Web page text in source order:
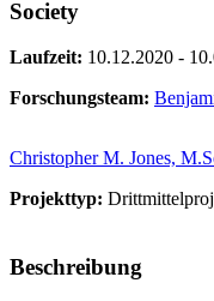
Society
Laufzeit: 10.12.2020 -
Forschungsteam:
Christopher M. Jones,
Projekttyp:
Beschreibung